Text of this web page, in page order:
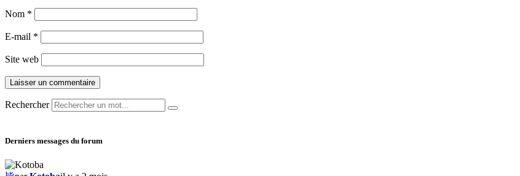
Nom *
E-mail *
Site web
Rechercher
Derniers messages du forum